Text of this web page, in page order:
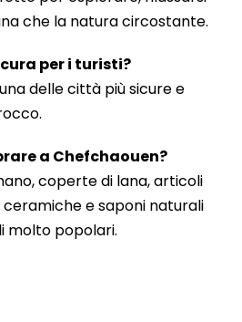
che la natura circostante.
per i turisti?
delle città più sicure e
a Chefchaouen?
coperte di lana, articoli
ceramiche e saponi naturali
molto popolari.